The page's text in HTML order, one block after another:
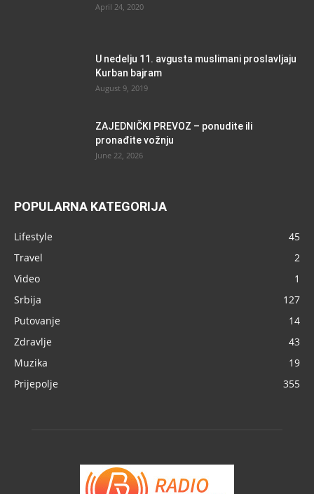
April 24, 2020
U nedelju 11. avgusta muslimani proslavljaju
Kurban bajram
August 9, 2019
ZAJEDNIČKI PREVOZ – ponudite ili
pronađite vožnju
June 22, 2026
POPULARNA KATEGORIJA
Lifestyle
45
Travel
2
Video
1
Srbija
127
Putovanje
14
Zdravlje
43
Muzika
19
Prijepolje
355